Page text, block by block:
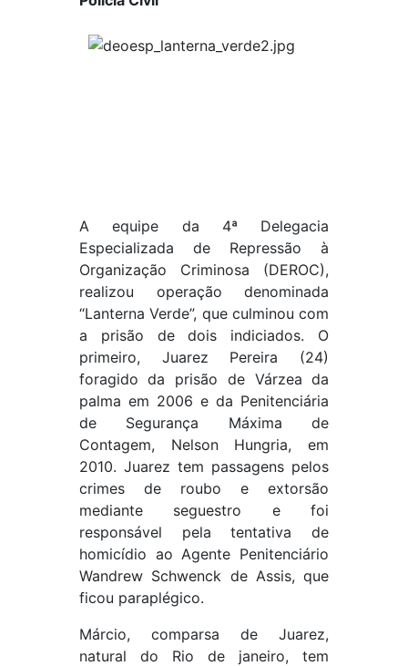
A equipe da 4ª Delegacia
Especializada de Repressão à
Organização Criminosa (DEROC),
realizou operação denominada
“Lanterna Verde”, que culminou com
a prisão de dois indiciados. O
primeiro, Juarez Pereira (24)
foragido da prisão de Várzea da
palma em 2006 e da Penitenciária
de Segurança Máxima de
Contagem, Nelson Hungria, em
2010. Juarez tem passagens pelos
crimes de roubo e extorsão
mediante seguestro e foi
responsável pela tentativa de
homicídio ao Agente Penitenciário
Wandrew Schwenck de Assis, que
ficou paraplégico.
Márcio, comparsa de Juarez,
natural do Rio de janeiro, tem